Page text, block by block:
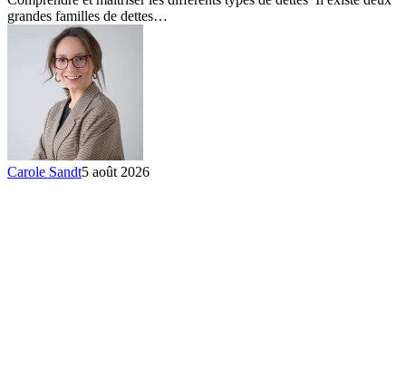
grandes familles de dettes…
Carole Sandt5 août 2026